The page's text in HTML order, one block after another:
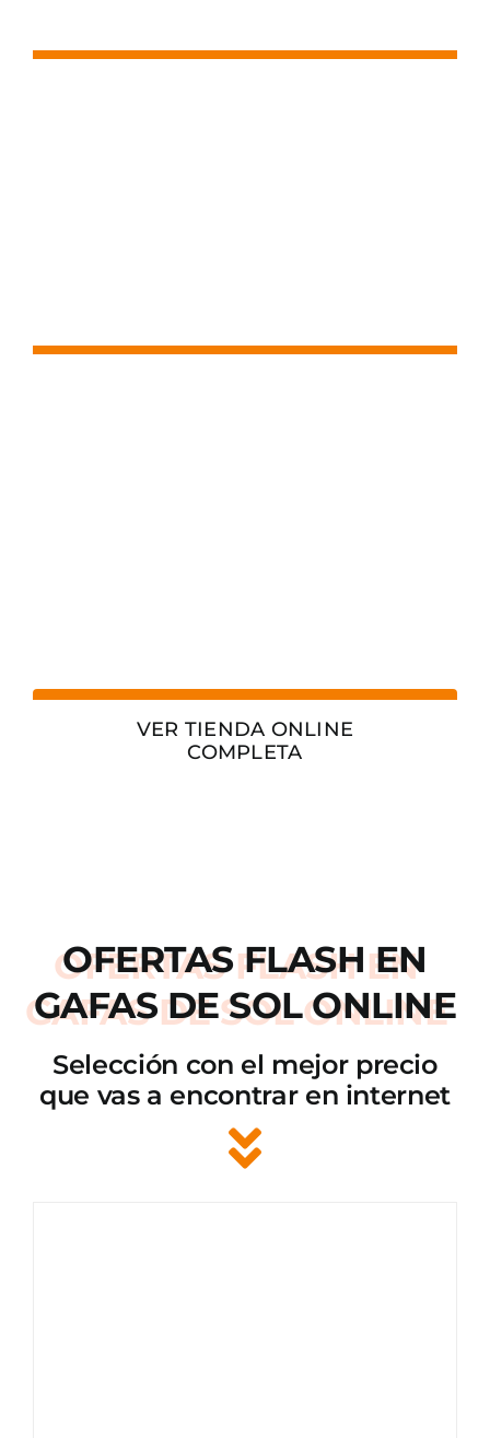
VER TIENDA ONLINE
COMPLETA
OFERTAS FLASH EN
GAFAS DE SOL ONLINE
Selección con el mejor precio
que vas a encontrar en internet